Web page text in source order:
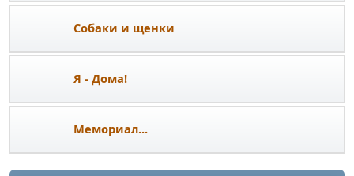
Собаки и щенки
Я - Дома!
Мемориал...